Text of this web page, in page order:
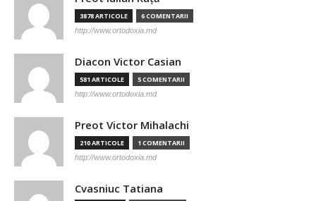
3878 ARTICOLE 6 COMENTARII
http://www.ortodoxia.md
Diacon Victor Casian
581 ARTICOLE 5 COMENTARII
http://www.ortodoxia.md
Preot Victor Mihalachi
210 ARTICOLE 1 COMENTARII
http://www.ortodoxia.md
Cvasniuc Tatiana